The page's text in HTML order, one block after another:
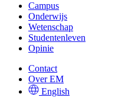
Campus
Onderwijs
Wetenschap
Studentenleven
Opinie
Contact
Over EM
English